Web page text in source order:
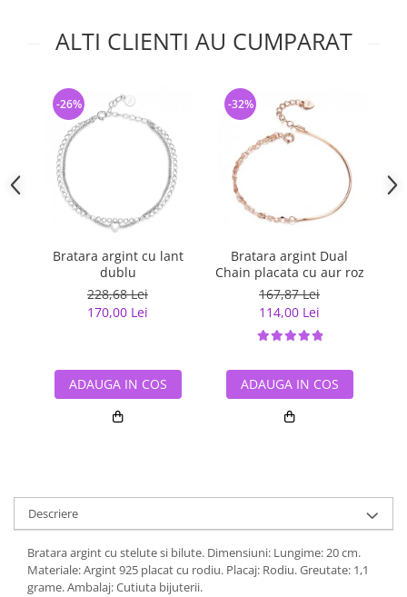
ALTI CLIENTI AU CUMPARAT
Bratara argint cu lant
dublu
228,68 Lei
170,00 Lei
-26%
ADAUGA IN COS
Bratara argint Dual
Chain placata cu aur roz
167,87 Lei
114,00 Lei
-32%
ADAUGA IN COS
Descriere
Bratara argint cu stelute si bilute. Dimensiuni: Lungime: 20 cm.
Materiale: Argint 925 placat cu rodiu. Placaj: Rodiu. Greutate: 1,1
grame. Ambalaj: Cutiuta bijuterii.